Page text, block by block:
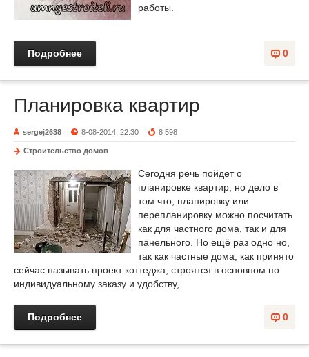
работы.
0
Подробнее
Планировка квартир
sergej2638 8-08-2014, 22:30 8 598
Строительство домов
Сегодня речь пойдет о
планировке квартир, но дело в
том что, планировку или
перепланировку можно посчитать
как для частного дома, так и для
панельного. Но ещё раз одно но,
так как частные дома, как принято
сейчас называть проект коттеджа, строятся в основном по
индивидуальному заказу и удобству,
0
Подробнее